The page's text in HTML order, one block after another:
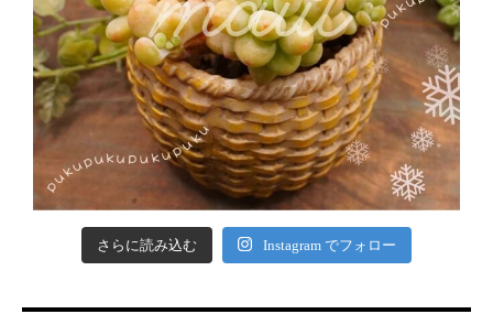
さらに読み込む Instagram でフォロー